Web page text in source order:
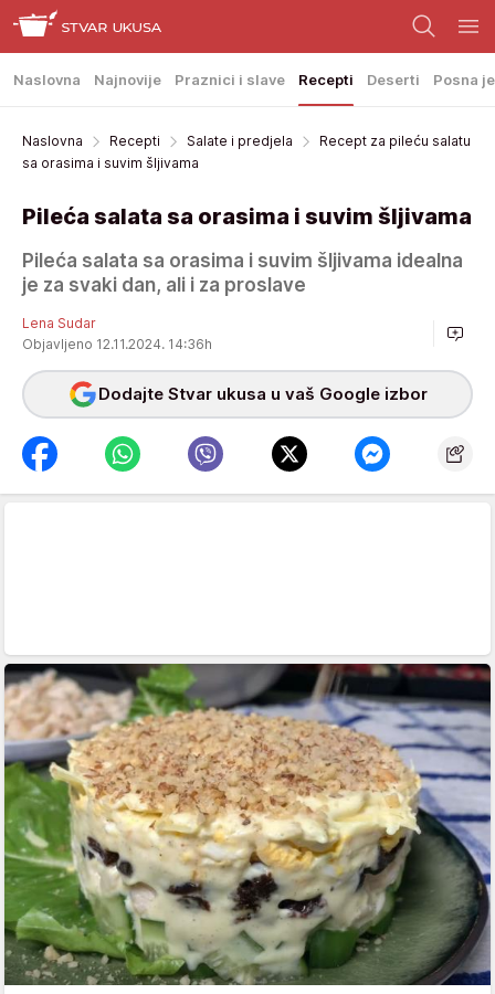
Naslovna Najnovije Praznici i slave Recepti Deserti Posna
Naslovna Recepti Salate i predjela
Recept za pileću salatu
sa orasima i suvim šljivama
Pileća salata sa orasima i suvim šljivama
Pileća salata sa orasima i suvim šljivama idealna
je za svaki dan, ali i za proslave
Lena Sudar
Objavljeno 12.11.2024. 14:36h
Dodajte Stvar ukusa u vaš Google izbor